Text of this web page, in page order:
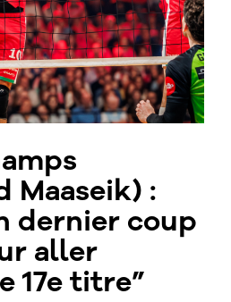
Maaseik) :
dernier coup
aller
17e titre”